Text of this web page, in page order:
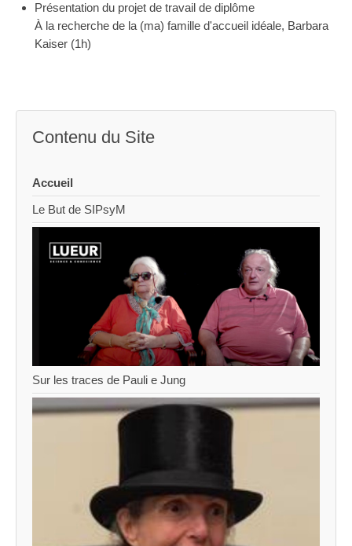
Présentation du projet de travail de diplôme
À la recherche de la (ma) famille d'accueil idéale, Barbara
Kaiser (1h)
Contenu du Site
Accueil
Le But de SIPsyM
Sur les traces de Pauli e Jung